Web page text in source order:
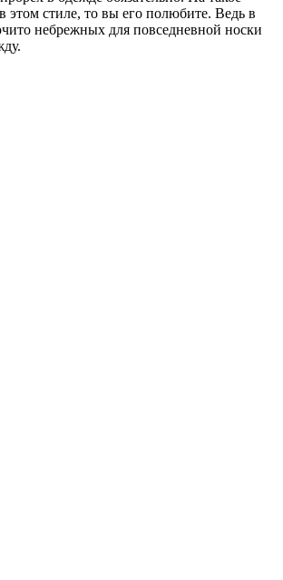
этом стиле, то вы его полюбите. Ведь в
небрежных для повседневной носки